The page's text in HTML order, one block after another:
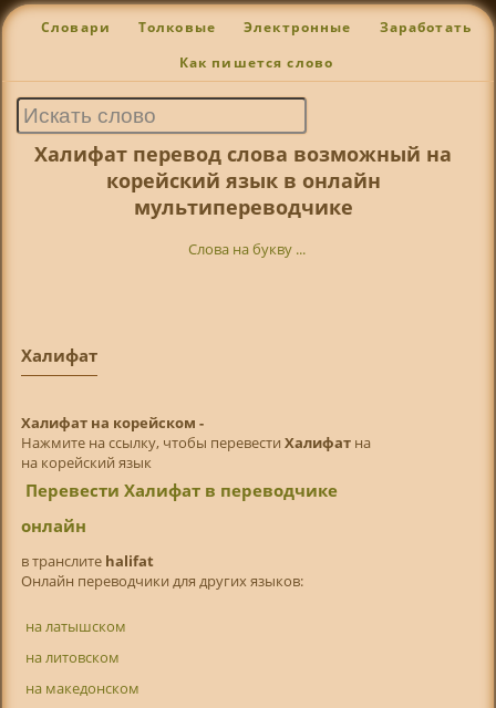
Словари Толковые Электронные Заработать
Как пишется слово
Халифат перевод слова возможный на
корейский язык в онлайн
мультипереводчике
Слова на букву ...
Халифат
Халифат на корейском -
Нажмите на ссылку, чтобы перевести Халифатна
на корейский язык
Перевести Халифат в переводчике
онлайн
в транслитe halifat
Онлайн переводчики для других языков:
на латышском
на литовском
на македонском